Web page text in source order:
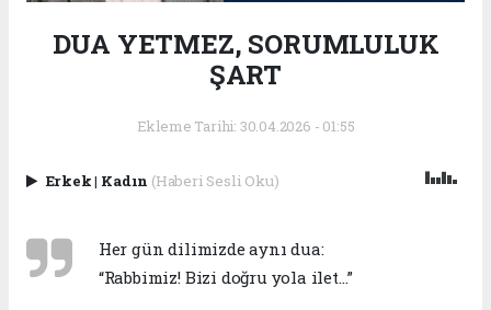
DUA YETMEZ, SORUMLULUK
ŞART
Ekleme Tarihi: 30.04.2026 - 01:55
Erkek| Kadın (Haberi Sesli Oku)
Her gün dilimizde aynı dua:
“Rabbimiz! Bizi doğru yola ilet…”